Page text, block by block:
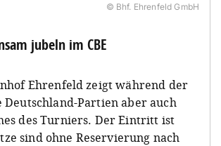
© Bhf. Ehrenfeld GmbH
jubeln im CBE
Ehrenfeld zeigt während der
Deutschland-Partien aber auch
des Turniers. Der Eintritt ist
sind ohne Reservierung nach